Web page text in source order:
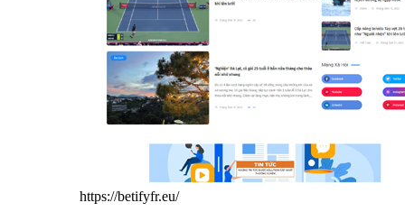
https://betifyfr.eu/